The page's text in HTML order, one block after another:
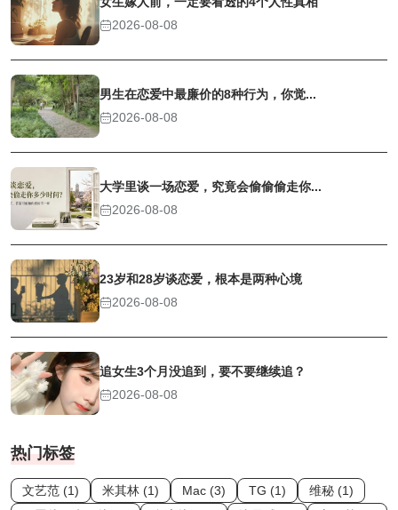
2026-08-08
男生在恋爱中最廉价的8种行为，你觉...
2026-08-08
大学里谈一场恋爱，究竟会偷偷偷走你...
2026-08-08
23岁和28岁谈恋爱，根本是两种心境
2026-08-08
追女生3个月没追到，要不要继续追？
2026-08-08
热门标签
文艺范 (1) 米其林 (1) Mac (3) TG (1)
维秘 (1)